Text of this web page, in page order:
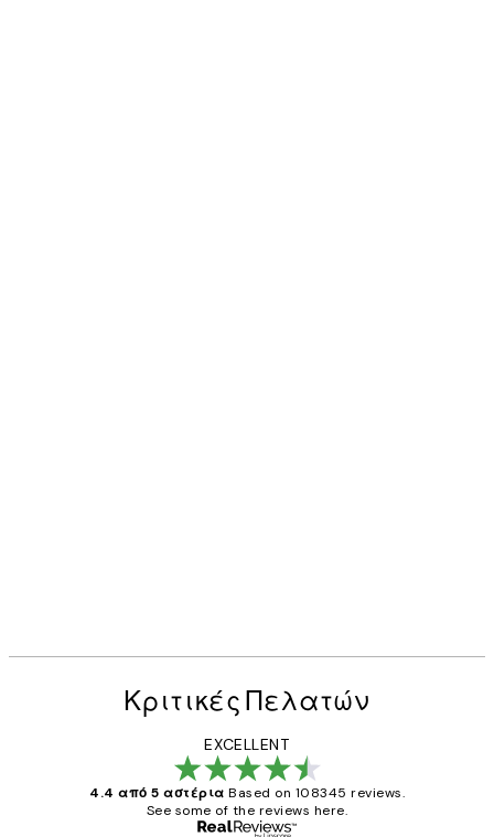
Κριτικές Πελατών
EXCELLENT
4.4 από 5 αστέρια Based on 108345 reviews.
See some of the reviews here.